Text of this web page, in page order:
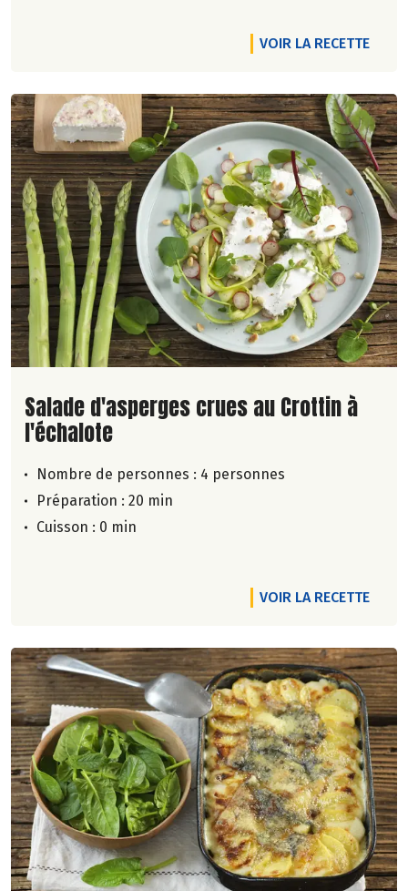
VOIR LA RECETTE
Lire la suite de la recette
Salade d'asperges crues au Crottin à
l'échalote
Nombre de personnes : 4 personnes
Préparation : 20 min
Cuisson : 0 min
VOIR LA RECETTE